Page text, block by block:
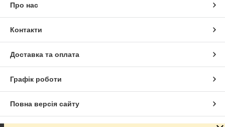
Про нас
Контакти
Доставка та оплата
Графік роботи
Повна версія сайту